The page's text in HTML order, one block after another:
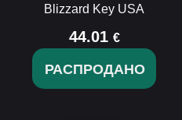
Blizzard Key USA
44.01 €
РАСПРОДАНО